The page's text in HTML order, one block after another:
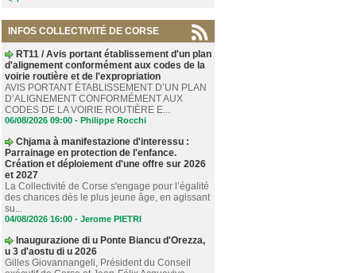
INFOS COLLECTIVITÉ DE CORSE
RT11 / Avis portant établissement d'un plan
d'alignement conformément aux codes de la
voirie routière et de l'expropriation
AVIS PORTANT ÉTABLISSEMENT D’UN PLAN
D’ALIGNEMENT CONFORMÉMENT AUX
CODES DE LA VOIRIE ROUTIÈRE E...
06/08/2026 09:00 - Philippe Rocchi
Chjama à manifestazione d'interessu :
Parrainage en protection de l'enfance.
Création et déploiement d'une offre sur 2026
et 2027
La Collectivité de Corse s'engage pour l’égalité
des chances dès le plus jeune âge, en agissant
su...
04/08/2026 16:00 - Jerome PIETRI
Inaugurazione di u Ponte Biancu d'Orezza,
u 3 d'aostu di u 2026
Gilles Giovannangeli, Président du Conseil